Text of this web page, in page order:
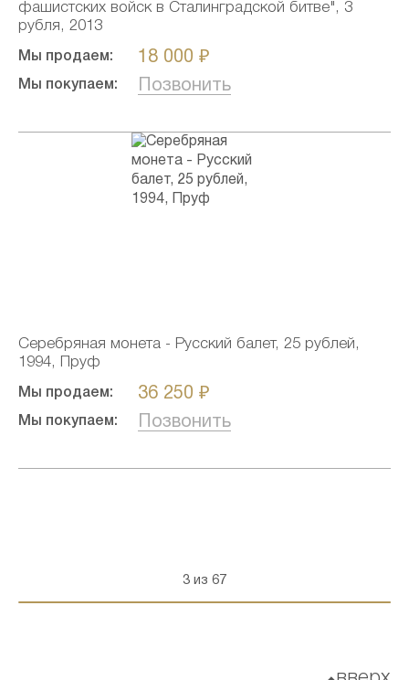
фашистских войск в Сталинградской битве", 3
рубля, 2013
Мы продаем: 18 000 ₽
Мы покупаем: Позвонить
Серебряная монета - Русский балет, 25 рублей,
1994, Пруф
Мы продаем: 36 250 ₽
Мы покупаем: Позвонить
3 из 67